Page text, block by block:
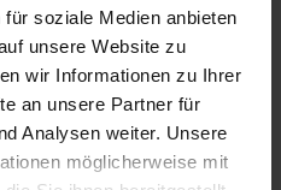
soziale Medien anbieten
unsere Website zu
wir Informationen zu Ihrer
an unsere Partner für
Analysen weiter. Unsere
möglicherweise mit
eröffnet
haben wir
Sicherheitskontrolle offiziell